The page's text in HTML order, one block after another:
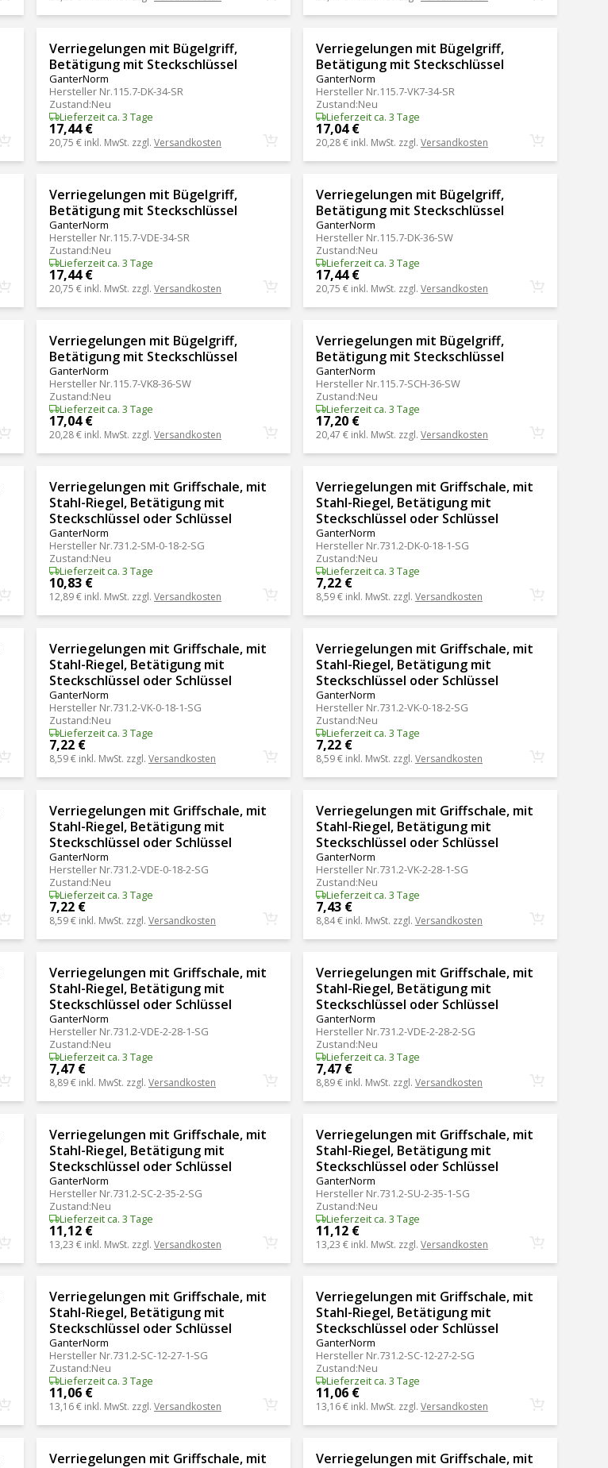
Verriegelungen mit Bügelgriff,
Betätigung mit Steckschlüssel
GanterNorm
Hersteller Nr.115.7-DK-34-SR
Zustand:Neu
Lieferzeit ca. 3 Tage
17,44 €
20,75 € inkl. MwSt. zzgl. Versandkosten
Verriegelungen mit Bügelgriff,
Betätigung mit Steckschlüssel
GanterNorm
Hersteller Nr.115.7-VK7-34-SR
Zustand:Neu
Lieferzeit ca. 3 Tage
17,04 €
20,28 € inkl. MwSt. zzgl. Versandkosten
Verriegelungen mit Bügelgriff,
Betätigung mit Steckschlüssel
GanterNorm
Hersteller Nr.115.7-VDE-34-SR
Zustand:Neu
Lieferzeit ca. 3 Tage
17,44 €
20,75 € inkl. MwSt. zzgl. Versandkosten
Verriegelungen mit Bügelgriff,
Betätigung mit Steckschlüssel
GanterNorm
Hersteller Nr.115.7-DK-36-SW
Zustand:Neu
Lieferzeit ca. 3 Tage
17,44 €
20,75 € inkl. MwSt. zzgl. Versandkosten
Verriegelungen mit Bügelgriff,
Betätigung mit Steckschlüssel
GanterNorm
Hersteller Nr.115.7-VK8-36-SW
Zustand:Neu
Lieferzeit ca. 3 Tage
17,04 €
20,28 € inkl. MwSt. zzgl. Versandkosten
Verriegelungen mit Bügelgriff,
Betätigung mit Steckschlüssel
GanterNorm
Hersteller Nr.115.7-SCH-36-SW
Zustand:Neu
Lieferzeit ca. 3 Tage
17,20 €
20,47 € inkl. MwSt. zzgl. Versandkosten
Verriegelungen mit Griffschale, mit
Stahl-Riegel, Betätigung mit
Steckschlüssel oder Schlüssel
GanterNorm
Hersteller Nr.731.2-SM-0-18-2-SG
Zustand:Neu
Lieferzeit ca. 3 Tage
10,83 €
12,89 € inkl. MwSt. zzgl. Versandkosten
Verriegelungen mit Griffschale, mit
Stahl-Riegel, Betätigung mit
Steckschlüssel oder Schlüssel
GanterNorm
Hersteller Nr.731.2-DK-0-18-1-SG
Zustand:Neu
Lieferzeit ca. 3 Tage
7,22 €
8,59 € inkl. MwSt. zzgl. Versandkosten
Verriegelungen mit Griffschale, mit
Stahl-Riegel, Betätigung mit
Steckschlüssel oder Schlüssel
GanterNorm
Hersteller Nr.731.2-VK-0-18-1-SG
Zustand:Neu
Lieferzeit ca. 3 Tage
7,22 €
8,59 € inkl. MwSt. zzgl. Versandkosten
Verriegelungen mit Griffschale, mit
Stahl-Riegel, Betätigung mit
Steckschlüssel oder Schlüssel
GanterNorm
Hersteller Nr.731.2-VK-0-18-2-SG
Zustand:Neu
Lieferzeit ca. 3 Tage
7,22 €
8,59 € inkl. MwSt. zzgl. Versandkosten
Verriegelungen mit Griffschale, mit
Stahl-Riegel, Betätigung mit
Steckschlüssel oder Schlüssel
GanterNorm
Hersteller Nr.731.2-VDE-0-18-2-SG
Zustand:Neu
Lieferzeit ca. 3 Tage
7,22 €
8,59 € inkl. MwSt. zzgl. Versandkosten
Verriegelungen mit Griffschale, mit
Stahl-Riegel, Betätigung mit
Steckschlüssel oder Schlüssel
GanterNorm
Hersteller Nr.731.2-VK-2-28-1-SG
Zustand:Neu
Lieferzeit ca. 3 Tage
7,43 €
8,84 € inkl. MwSt. zzgl. Versandkosten
Verriegelungen mit Griffschale, mit
Stahl-Riegel, Betätigung mit
Steckschlüssel oder Schlüssel
GanterNorm
Hersteller Nr.731.2-VDE-2-28-1-SG
Zustand:Neu
Lieferzeit ca. 3 Tage
7,47 €
8,89 € inkl. MwSt. zzgl. Versandkosten
Verriegelungen mit Griffschale, mit
Stahl-Riegel, Betätigung mit
Steckschlüssel oder Schlüssel
GanterNorm
Hersteller Nr.731.2-VDE-2-28-2-SG
Zustand:Neu
Lieferzeit ca. 3 Tage
7,47 €
8,89 € inkl. MwSt. zzgl. Versandkosten
Verriegelungen mit Griffschale, mit
Stahl-Riegel, Betätigung mit
Steckschlüssel oder Schlüssel
GanterNorm
Hersteller Nr.731.2-SC-2-35-2-SG
Zustand:Neu
Lieferzeit ca. 3 Tage
11,12 €
13,23 € inkl. MwSt. zzgl. Versandkosten
Verriegelungen mit Griffschale, mit
Stahl-Riegel, Betätigung mit
Steckschlüssel oder Schlüssel
GanterNorm
Hersteller Nr.731.2-SU-2-35-1-SG
Zustand:Neu
Lieferzeit ca. 3 Tage
11,12 €
13,23 € inkl. MwSt. zzgl. Versandkosten
Verriegelungen mit Griffschale, mit
Stahl-Riegel, Betätigung mit
Steckschlüssel oder Schlüssel
GanterNorm
Hersteller Nr.731.2-SC-12-27-1-SG
Zustand:Neu
Lieferzeit ca. 3 Tage
11,06 €
13,16 € inkl. MwSt. zzgl. Versandkosten
Verriegelungen mit Griffschale, mit
Stahl-Riegel, Betätigung mit
Steckschlüssel oder Schlüssel
GanterNorm
Hersteller Nr.731.2-SC-12-27-2-SG
Zustand:Neu
Lieferzeit ca. 3 Tage
11,06 €
13,16 € inkl. MwSt. zzgl. Versandkosten
Verriegelungen mit Griffschale, mit
Verriegelungen mit Griffschale, mit